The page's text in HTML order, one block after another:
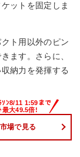
ットを固定しま
ト用以外のピン
ます。さらに、
納力を発揮する
場で見る